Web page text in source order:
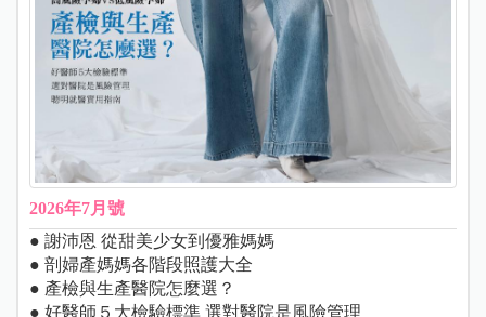
2026年7月號
● 謝沛恩 從甜美少女到優雅媽媽
● 剖婦產媽媽各階段照護大全
● 產檢與生產醫院怎麼選？
● 好醫師５大檢驗標準 選對醫院是風險管理